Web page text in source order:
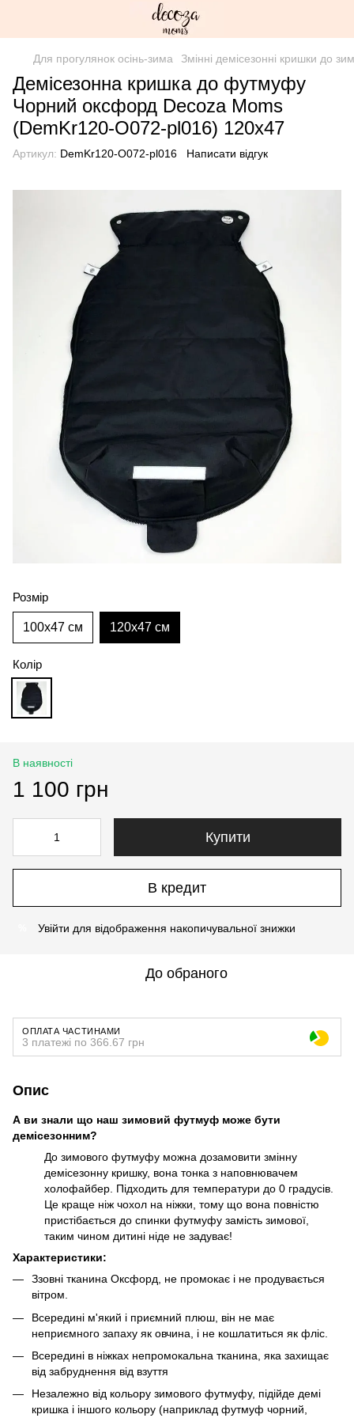
Для прогулянок осінь-зима Змінні демісезонні кришки до
Демісезонна кришка до футмуфу
Чорний оксфорд Decoza Moms
(DemKr120-O072-pl016) 120х47
Артикул: DemKr120-O072-pl016 Написати відгук
Розмір
100х47 см 120х47 см
Колір
В наявності
1 100 грн
Купити
В кредит
Увійти для відображення накопичувальної знижки
До обраного
ОПЛАТА ЧАСТИНАМИ
3 платежі по 366.67 грн
Опис
А ви знали що наш зимовий футмуф може бути
демісезонним?
До зимового футмуфу можна дозамовити змінну
демісезонну кришку, вона тонка з наповнювачем
холофайбер. Підходить для температури до 0 градусів.
Це краще ніж чохол на ніжки, тому що вона повністю
пристібається до спинки футмуфу замість зимової,
таким чином дитині ніде не задуває!
Характеристики:
Ззовні тканина Оксфорд, не промокає і не продувається
вітром.
Всередині м'який і приємний плюш, він не має
неприємного запаху як овчина, і не кошлатиться як фліс.
Всередині в ніжках непромокальна тканина, яка захищає
від забруднення від взуття
Незалежно від кольору зимового футмуфу, підійде демі
кришка і іншого кольору (наприклад футмуф чорний,